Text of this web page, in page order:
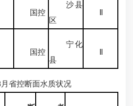
国控
沙县
区
国控
宁化
县
月省控断面水质状况